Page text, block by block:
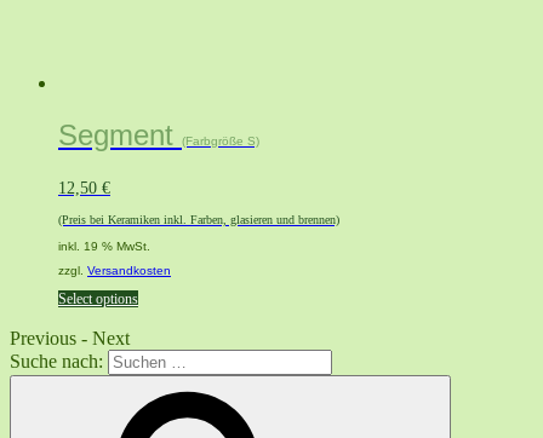
Segment (Farbgröße S)
12,50 €
(Preis bei Keramiken inkl. Farben, glasieren und brennen)
inkl. 19 % MwSt.
zzgl. Versandkosten
Select options
Previous - Next
Suche nach: